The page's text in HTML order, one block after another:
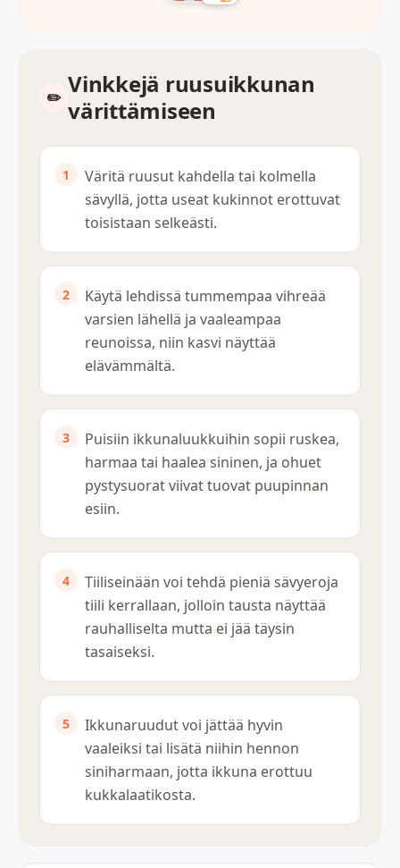
Vinkkejä ruusuikkunan
värittämiseen
Väritä ruusut kahdella tai kolmella
sävyllä, jotta useat kukinnot erottuvat
toisistaan selkeästi.
Käytä lehdissä tummempaa vihreää
varsien lähellä ja vaaleampaa
reunoissa, niin kasvi näyttää
elävämmältä.
Puisiin ikkunaluukkuihin sopii ruskea,
harmaa tai haalea sininen, ja ohuet
pystysuorat viivat tuovat puupinnan
esiin.
Tiiliseinään voi tehdä pieniä sävyeroja
tiili kerrallaan, jolloin tausta näyttää
rauhalliselta mutta ei jää täysin
tasaiseksi.
Ikkunaruudut voi jättää hyvin
vaaleiksi tai lisätä niihin hennon
siniharmaan, jotta ikkuna erottuu
kukkalaatikosta.